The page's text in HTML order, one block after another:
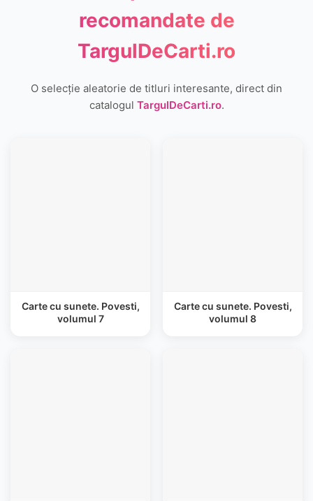
recomandate de
TargulDeCarti.ro
O selecție aleatorie de titluri interesante, direct din
catalogul TargulDeCarti.ro.
Carte cu sunete. Povesti,
volumul 7
Carte cu sunete. Povesti,
volumul 8